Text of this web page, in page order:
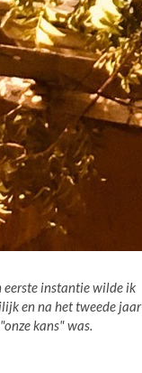
eerste instantie wilde ik
en na het tweede jaar
kans" was.